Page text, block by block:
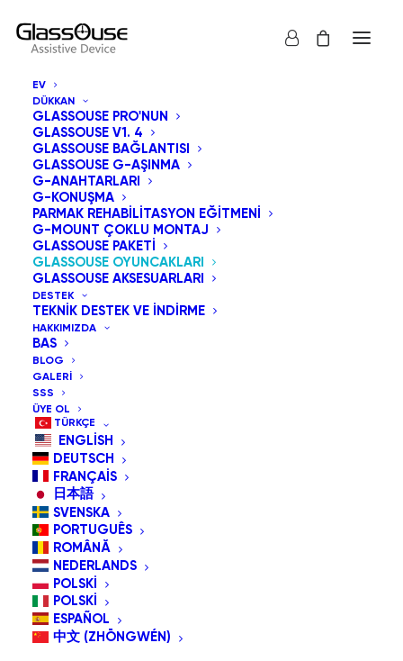
EV
DÜKKAN
GLASSOUSE PRO'NUN
GLASSOUSE V1. 4
GLASSOUSE BAĞLANTISI
GLASSOUSE G-AŞINMA
G-ANAHTARLARI
G-KONUŞMA
PARMAK REHABILITASYON EĞITMENI
G-MOUNT ÇOKLU MONTAJ
GLASSOUSE PAKETI
GLASSOUSE OYUNCAKLARI
GLASSOUSE AKSESUARLARI
DESTEK
TEKNIK DESTEK VE İNDIRME
HAKKIMIZDA
BAS
BLOG
GALERI
SSS
ÜYE OL
TÜRKÇE
ENGLISH
DEUTSCH
FRANÇAIS
日本語
SVENSKA
PORTUGUÊS
ROMÂNĂ
NEDERLANDS
POLSKI
POLSKI
ESPAÑOL
中文 (ZHŌNGWÉN)
GAT02 Şarkı Söyleyen
Tavşan